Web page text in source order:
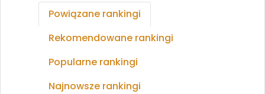
Powiązane rankingi
Rekomendowane rankingi
Popularne rankingi
Najnowsze rankingi